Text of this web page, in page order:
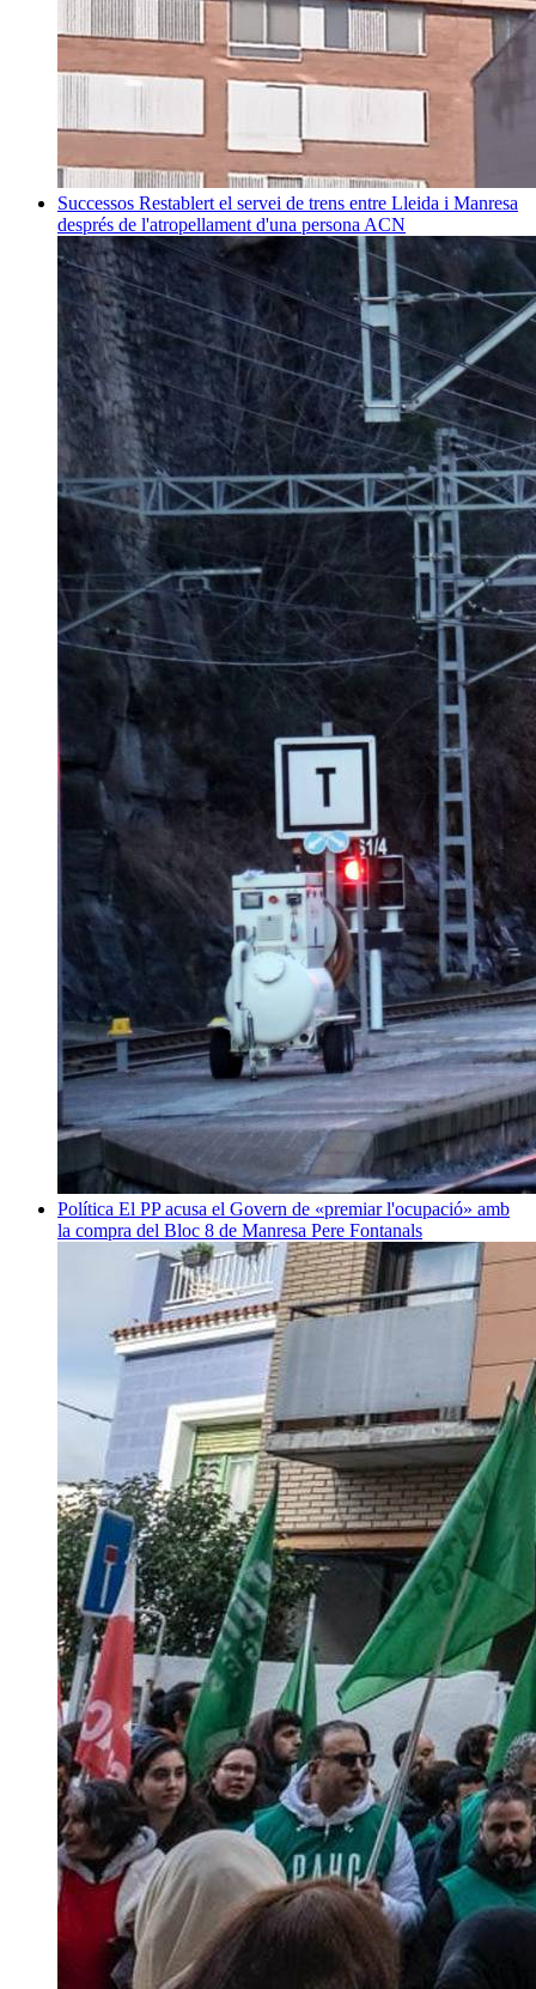
Successos Restablert el servei de trens entre Lleida i Manresa
després de l'atropellament d'una persona ACN
Política El PP acusa el Govern de «premiar l'ocupació» amb
la compra del Bloc 8 de Manresa Pere Fontanals